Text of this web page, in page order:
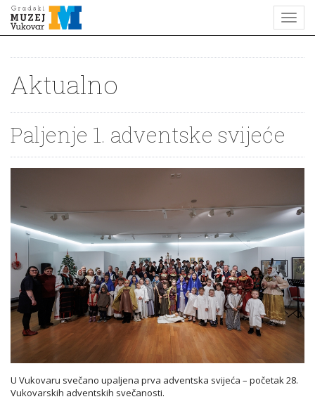
Aktualno
Paljenje 1. adventske svijeće
U Vukovaru svečano upaljena prva adventska svijeća – početak 28.
Vukovarskih adventskih svečanosti.